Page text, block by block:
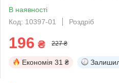
В наявності
Код: 10397-01
Роздріб
196 ₴ 227 ₴
Економія 31 ₴